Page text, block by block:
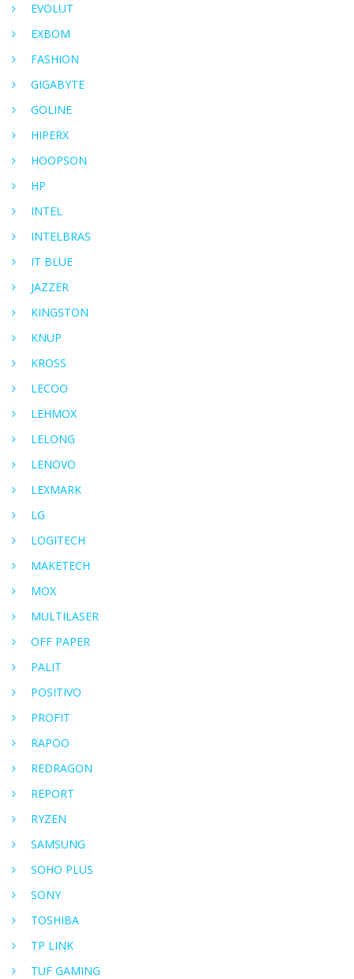
EVOLUT
EXBOM
FASHION
GIGABYTE
GOLINE
HIPERX
HOOPSON
HP
INTEL
INTELBRAS
IT BLUE
JAZZER
KINGSTON
KNUP
KROSS
LECOO
LEHMOX
LELONG
LENOVO
LEXMARK
LG
LOGITECH
MAKETECH
MOX
MULTILASER
OFF PAPER
PALIT
POSITIVO
PROFIT
RAPOO
REDRAGON
REPORT
RYZEN
SAMSUNG
SOHO PLUS
SONY
TOSHIBA
TP LINK
TUF GAMING